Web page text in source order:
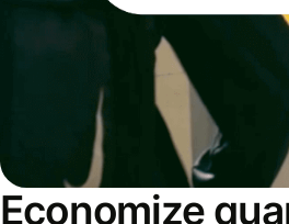
Economize